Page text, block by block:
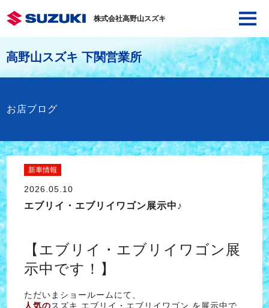
株式会社高野山スズキ
高野山スズキ 下関営業所
お店ブログ
新車情報
2026.05.10
エブリイ・エブリイワゴン展示中♪
【エブリイ・エブリイワゴン展
示中です！】
ただいまショールームにて、
人気のスズキ エブリイ・エブリイワゴン を展示中で